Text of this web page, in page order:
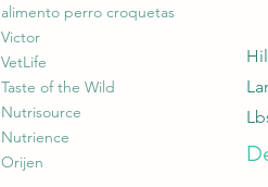
alimento perro croquetas
Victor
VetLife
Taste of the Wild
Nutrisource
Nutrience
Orijen